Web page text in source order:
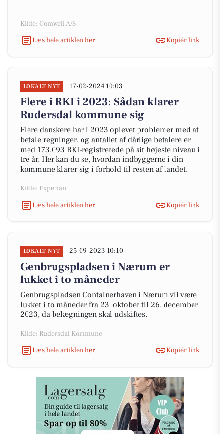
Kilde: Comwell A/S
Læs hele artiklen her
Kopiér link
LOKALT NYT 17-02-2024 10:03
Flere i RKI i 2023: Sådan klarer
Rudersdal kommune sig
Flere danskere har i 2023 oplevet problemer med at
betale regninger, og antallet af dårlige betalere er
med 173.093 RKI-registrerede på sit højeste niveau i
tre år. Her kan du se, hvordan indbyggerne i din
kommune klarer sig i forhold til resten af landet.
Kilde: Experian
Læs hele artiklen her
Kopiér link
LOKALT NYT 25-09-2023 10:10
Genbrugspladsen i Nærum er
lukket i to måneder
Genbrugspladsen Containerhaven i Nærum vil være
lukket i to måneder fra 23. oktober til 26. december
2023, da belægningen skal udskiftes.
Kilde: Rudersdal Kommune
Læs hele artiklen her
Kopiér link